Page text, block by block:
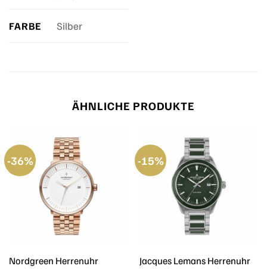
FARBE Silber
ÄHNLICHE PRODUKTE
-36%
Nordgreen Herrenuhr
-15%
Jacques Lemans Herrenuhr